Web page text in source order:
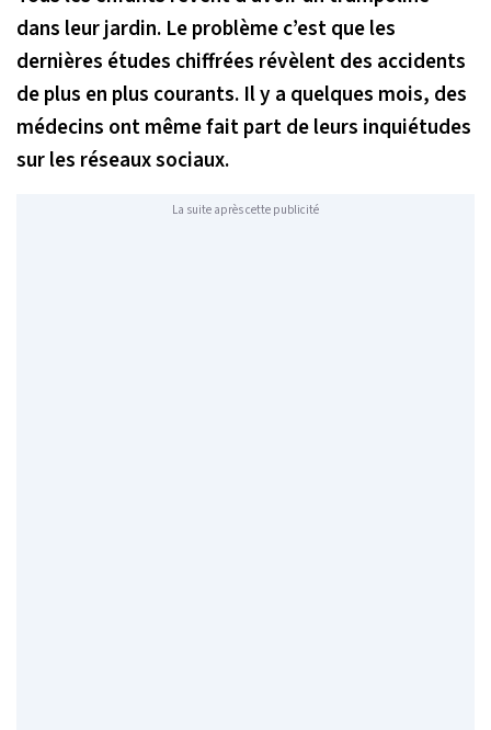
dans leur jardin. Le problème c’est que les
dernières études chiffrées révèlent des accidents
de plus en plus courants. Il y a quelques mois, des
médecins ont même fait part de leurs inquiétudes
sur les réseaux sociaux.
La suite après cette publicité